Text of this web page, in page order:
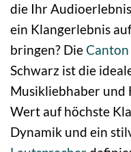
die Ihr
ein Klangerlebnis
bringen? DieCanton
Schwarz ist die
Musikliebhaber und
Wert auf höchste
Dynamik und ein